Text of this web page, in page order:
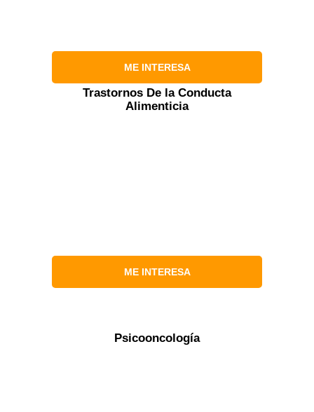
ME INTERESA
Trastornos De la Conducta
Alimenticia
ME INTERESA
Psicooncología